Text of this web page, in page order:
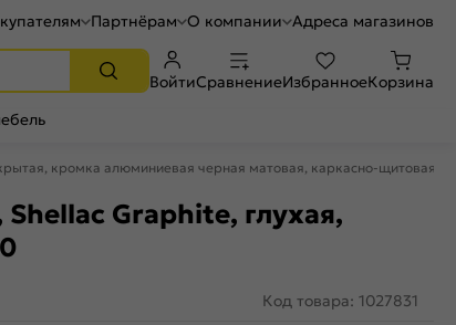
Партнёрам О компании Адреса магазинов
ВойтиСравнениеИзбранноеКорзина
кромка алюминиевая черная матовая, каркасно-щитовая
Graphite, глухая,
Код товара: 1027831